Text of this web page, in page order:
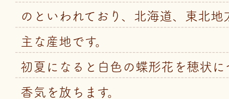
のといわれており、北海道、東北地
主な産地です。
初夏になると白色の蝶形花を穂状
香気を放ちます。